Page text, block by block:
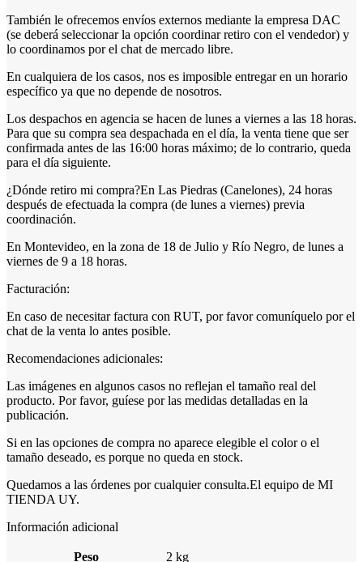
También le ofrecemos envíos externos mediante la empresa DAC
(se deberá seleccionar la opción coordinar retiro con el vendedor) y
lo coordinamos por el chat de mercado libre.
En cualquiera de los casos, nos es imposible entregar en un horario
específico ya que no depende de nosotros.
Los despachos en agencia se hacen de lunes a viernes a las 18 horas.
Para que su compra sea despachada en el día, la venta tiene que ser
confirmada antes de las 16:00 horas máximo; de lo contrario, queda
para el día siguiente.
¿Dónde retiro mi compra?En Las Piedras (Canelones), 24 horas
después de efectuada la compra (de lunes a viernes) previa
coordinación.
En Montevideo, en la zona de 18 de Julio y Río Negro, de lunes a
viernes de 9 a 18 horas.
Facturación:
En caso de necesitar factura con RUT, por favor comuníquelo por el
chat de la venta lo antes posible.
Recomendaciones adicionales:
Las imágenes en algunos casos no reflejan el tamaño real del
producto. Por favor, guíese por las medidas detalladas en la
publicación.
Si en las opciones de compra no aparece elegible el color o el
tamaño deseado, es porque no queda en stock.
Quedamos a las órdenes por cualquier consulta.El equipo de MI
TIENDA UY.
Información adicional
Peso 2 kg